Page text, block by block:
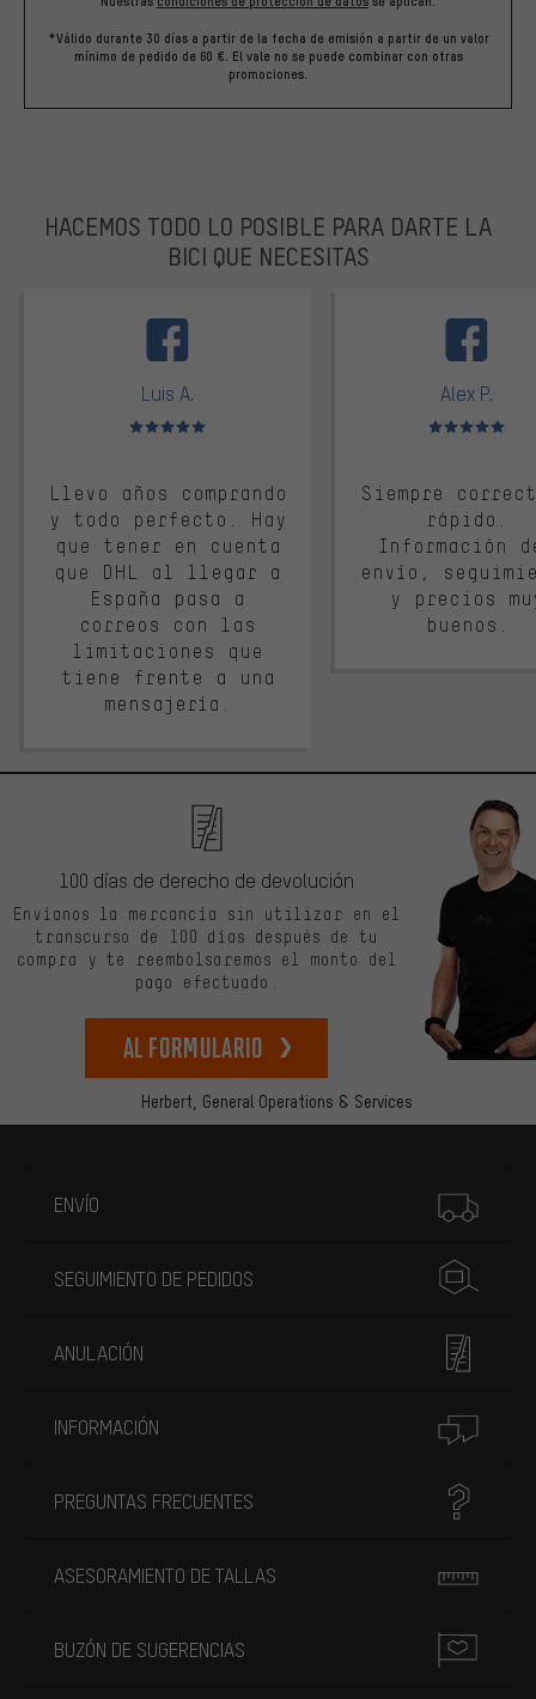
*Válido durante 30 días a partir de la fecha de emisión a partir de un valor
mínimo de pedido de 60 €. El vale no se puede combinar con otras
promociones.
HACEMOS TODO LO POSIBLE PARA DARTE LA
BICI QUE NECESITAS
Luis A.
Valoración media: 5 de 5
Llevo años comprando
y todo perfecto. Hay
que tener en cuenta
que DHL al llegar a
España pasa a
correos con las
limitaciones que
tiene frente a una
mensajería.
Alex P.
Valoración
Siempre
rápido.
Información
envío,
y precios
buenos.
Herbert, General Operations & Services
100 días de derecho de devolución
Envíanos la mercancía sin utilizar en el
transcurso de 100 días después de tu
compra y te reembolsaremos el monto del
pago efectuado.
Al formulario
ENVÍO
SEGUIMIENTO DE PEDIDOS
ANULACIÓN
INFORMACIÓN
PREGUNTAS FRECUENTES
ASESORAMIENTO DE TALLAS
BUZÓN DE SUGERENCIAS